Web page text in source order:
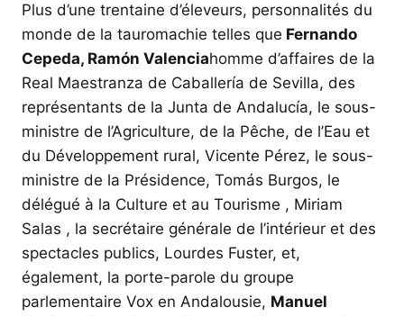
Plus d’une trentaine d’éleveurs, personnalités du
monde de la tauromachie telles que Fernando
Cepeda, Ramón Valenciahomme d’affaires de la
Real Maestranza de Caballería de Sevilla, des
représentants de la Junta de Andalucía, le sous-
ministre de l’Agriculture, de la Pêche, de l’Eau et
du Développement rural, Vicente Pérez, le sous-
ministre de la Présidence, Tomás Burgos, le
délégué à la Culture et au Tourisme , Miriam
Salas , la secrétaire générale de l’intérieur et des
spectacles publics, Lourdes Fuster, et,
également, la porte-parole du groupe
parlementaire Vox en Andalousie, Manuel